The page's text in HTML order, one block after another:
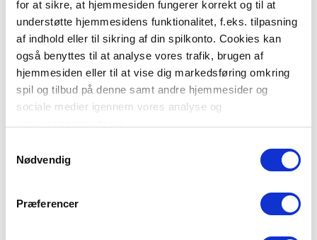
for at sikre, at hjemmesiden fungerer korrekt og til at
understøtte hjemmesidens funktionalitet, f.eks. tilpasning
af indhold eller til sikring af din spilkonto. Cookies kan
også benyttes til at analyse vores trafik, brugen af
hjemmesiden eller til at vise dig markedsføring omkring
spil og tilbud på denne samt andre hjemmesider og
sociale medier igennem vores analyse og
Du kan læse mere om vores brug af cookies under
"Detaljer" eller ved at klikke videre til vores Cookiepolitik,
Nødvendig
Præferencer